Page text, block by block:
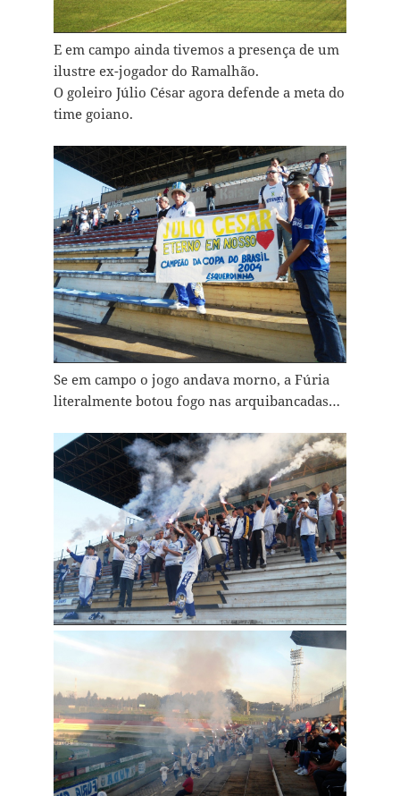
E em campo ainda tivemos a presença de um
ilustre ex-jogador do Ramalhão.
O goleiro Júlio César agora defende a meta do
time goiano.
Se em campo o jogo andava morno, a Fúria
literalmente botou fogo nas arquibancadas…